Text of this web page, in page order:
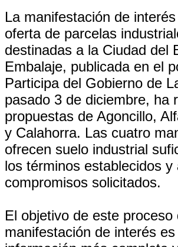
La manifestación de
oferta de parcelas
destinadas a la Ciudad del
Embalaje, publicada en el
Participa del Gobierno de
pasado 3 de diciembre, ha
propuestas de Agoncillo,
y Calahorra. Las cuatro
ofrecen suelo industrial
los términos establecidos y
compromisos solicitados.
El objetivo de este proceso
manifestación de interés